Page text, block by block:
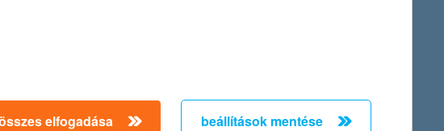
elfogadása beállítások mentése